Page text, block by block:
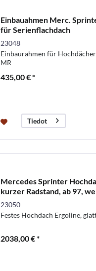
Einbauahmen Merc.
für Serienflachdach
23048
Einbaurahmen für
MR
435,00 € *
Tiedot
Mercedes Sprinter
kurzer Radstand, ab 97,
23050
Festes Hochdach Ergoline,
2038,00 € *